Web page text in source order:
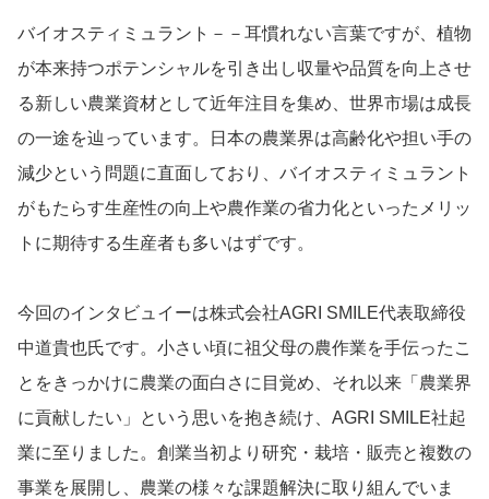
バイオスティミュラント－－耳慣れない言葉ですが、植物
が本来持つポテンシャルを引き出し収量や品質を向上させ
る新しい農業資材として近年注目を集め、世界市場は成長
の一途を辿っています。日本の農業界は高齢化や担い手の
減少という問題に直面しており、バイオスティミュラント
がもたらす生産性の向上や農作業の省力化といったメリッ
トに期待する生産者も多いはずです。
今回のインタビュイーは株式会社AGRI SMILE代表取締役
中道貴也氏です。小さい頃に祖父母の農作業を手伝ったこ
とをきっかけに農業の面白さに目覚め、それ以来「農業界
に貢献したい」という思いを抱き続け、AGRI SMILE社起
業に至りました。創業当初より研究・栽培・販売と複数の
事業を展開し、農業の様々な課題解決に取り組んでいま